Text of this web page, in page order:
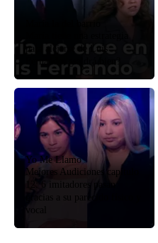
para alejarse de Luis
Fernando, ¿saldrá bien?
Yo Me Llamo
Mejores Audiciones capítulo